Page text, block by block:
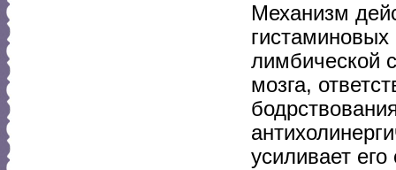
Механизм
лимбической
мозга,
усиливает